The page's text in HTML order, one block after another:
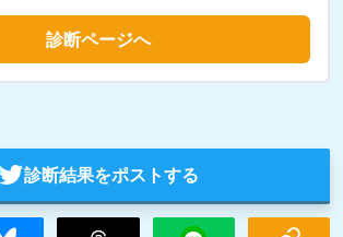
診断ページへ
診断結果をポストする